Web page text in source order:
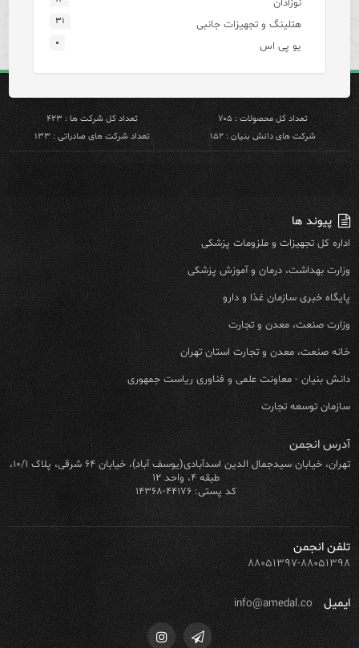
نوزادان
هتلینگ و تجهیزات جانبی ۳۱
یو پی اس ۰
تعداد کل محصولات : ۷۰۵
تعداد کل شرکت ها : ۴۲۳
شرکت های دانش بنیان : ۱۵۲
تعداد شرکت های صادراتی : ۱۳۳
پیوند ها
اداره کل تجهیزات و ملزومات پزشکی
وزارت بهداشت، درمان و آموزش پزشکی
پایگاه خبری سازمان غذا و دارو
وزارت صنعت، معدن و تجارت
خانه صنعت، معدن و تجارت استان تهران
دانش بنیان - معاونت علمی و فناوری ریاست جمهوری
سازمان توسعه تجارت
آدرس انجمن
تهران، خیابان سیدجمال الدین اسدآبادی(یوسف آباد)، خیابان ۶۴ شرقی، پلاک ۱۰/۱،
طبقه ۴، واحد ۱۲
کد پستی: ۴۴۱۷۶-۱۴۳۶۸
تلفن انجمن
۸۸۰۵۱۳۹۷-۸۸۰۵۱۳۹۸
ایمیل info@amedal.co